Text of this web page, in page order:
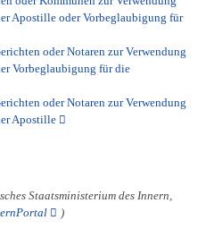
Apostille oder Vorbeglaubigung für
oder Notaren zur Verwendung
Vorbeglaubigung für die
oder Notaren zur Verwendung
Apostille
Staatsministerium des Innern,
)